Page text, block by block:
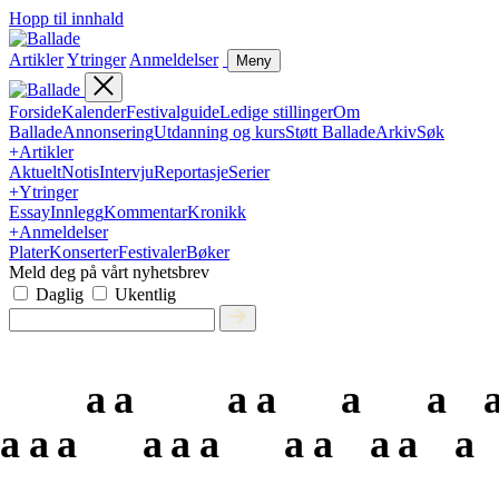
Hopp til innhald
ArtiklerYtringer Anmeldelser Meny
ForsideKalenderFestivalguideLedige stillingerOm
BalladeAnnonseringUtdanning og kursStøtt BalladeArkivSøk
+Artikler
AktueltNotisIntervjuReportasjeSerier
+Ytringer
EssayInnleggKommentarKronikk
+Anmeldelser
PlaterKonserterFestivalerBøker
Meld deg på vårt nyhetsbrev
Daglig
Ukentlig
a
a
a a
a
a a